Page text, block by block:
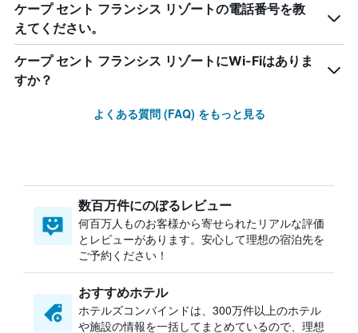
ケープ セント フランシス リゾートの電話番号を教
えてください。
ケープ セント フランシス リゾートにWi-Fiはありま
すか？
よくある質問 (FAQ) をもっと見る
数百万件にのぼるレビュー
何百万人ものお客様から寄せられたリアルな評価
とレビューがあります。安心して理想の宿泊先を
ご予約ください！
おすすめホテル
ホテルズコンバインドは、300万件以上のホテル
や施設の情報を一括してまとめているので、理想